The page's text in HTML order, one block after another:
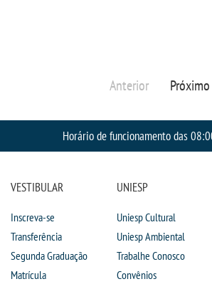
IMPRENSA
TRABALHE CONOSCO
Anterior Próximo
Horário de funcionamento das
VESTIBULAR
Inscreva-se
Transferência
Segunda Graduação
Matrícula
UNIESP
Uniesp Cultural
Uniesp Ambiental
Trabalhe Conosco
Convênios